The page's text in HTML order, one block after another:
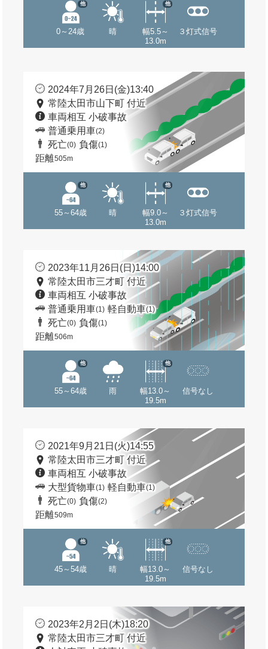
0～24歳
他
晴
幅5.5～
13.0m
他
３灯式信号
2024年7月26日(金)13:40
常陸太田市山下町 付近
車両相互 小破事故
普通乗用車(2)
死亡(0) 負傷(1)
距離505m
55～64歳
他
晴
幅9.0～
13.0m
他
３灯式信号
2023年11月26日(日)14:00
常陸太田市三才町 付近
車両相互 小破事故
普通乗用車(1) 軽自動車(1)
死亡(0) 負傷(1)
距離506m
55～64歳
他
雨
幅13.0～
19.5m
他
信号なし
2021年9月21日(火)14:55
常陸太田市三才町 付近
車両相互 小破事故
大型貨物車(1) 軽自動車(1)
死亡(0) 負傷(2)
距離509m
45～54歳
他
晴
幅13.0～
19.5m
他
信号なし
2023年2月2日(木)18:20
常陸太田市三才町 付近